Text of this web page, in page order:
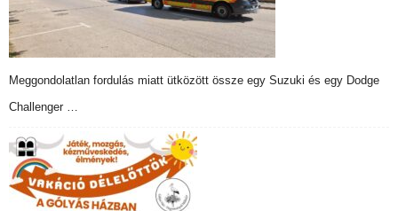
Meggondolatlan fordulás miatt ütközött össze egy Suzuki és egy Dodge
Challenger …